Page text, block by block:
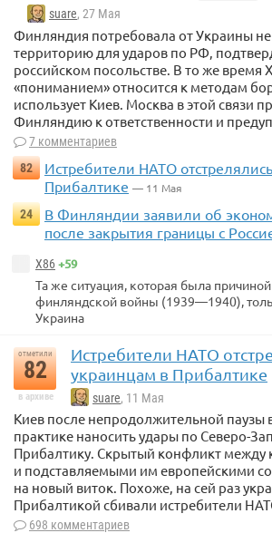
suare, 27 Мая
Финляндия потребовала от Украины не
территорию для ударов по РФ,
российском посольстве. В то же время
«пониманием» относится к методам
использует Киев. Москва в этой связи
Финляндию к ответственности и
7 комментариев
82
Истребители НАТО
Прибалтике — 11 Мая
24
В Финляндии заявили об
после закрытия границы с
X86+59
Та же ситуация, которая была
финляндской войны (1939—1940),
Украина
отметили
82
в архиве
Истребители НАТО
украинцам в Прибалтике
suare, 11 Мая
Киев после непродолжительной паузы
практике наносить удары по Северо-
Прибалтику. Скрытый конфликт
и подставляемыми им европейскими
на новый виток. Похоже, на сей раз
Прибалтикой сбивали истребители
698 комментариев